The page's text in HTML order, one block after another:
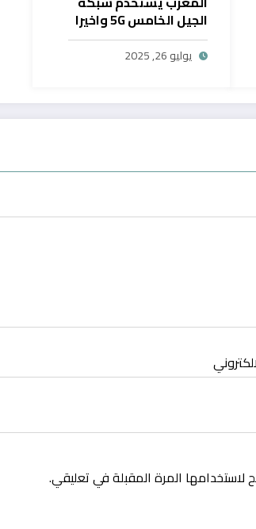
الجيل الخامس 5G واخيرا
يوليو 26, 2025
لاستخدامها المرة المقبلة في تعليقي.